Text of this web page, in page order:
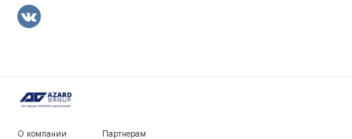
О компании Партнерам